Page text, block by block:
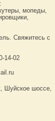
мопеды,
Свяжитесь с
14-02
Шуйское шоссе,